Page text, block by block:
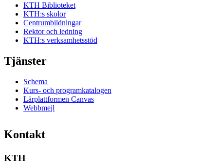
KTH Biblioteket
KTH:s skolor
Centrumbildningar
Rektor och ledning
KTH:s verksamhetsstöd
Tjänster
Schema
Kurs- och programkatalogen
Lärplattformen Canvas
Webbmejl
Kontakt
KTH